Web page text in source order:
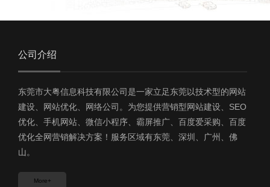
公司介绍
东莞市大粤信息科技有限公司是一家立足东莞以技术型的网站
建设、网站优化、网络公司。为您提供营销型网站建设、SEO
优化、手机网站、微信小程序、霸屏推广、百度爱采购、百度
优化全网营销解决方案！服务区域有东莞、深圳、广州、佛
山。
More+